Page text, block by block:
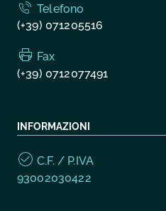
Telefono
(+39) 071205516
Fax
(+39) 0712077491
INFORMAZIONI
C.F. / P.IVA
93002030422